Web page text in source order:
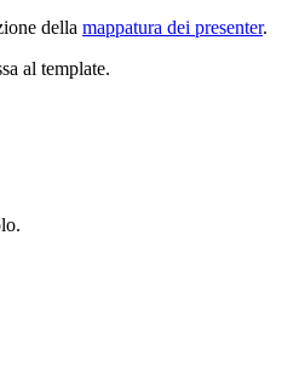
della mappatura dei presenter.
al template.